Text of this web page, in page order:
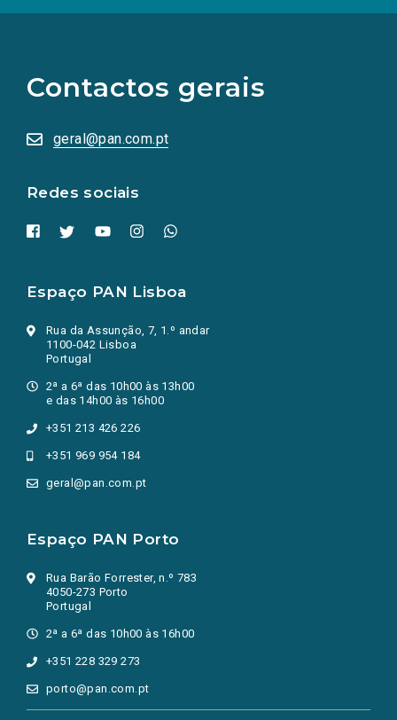
Contactos gerais
geral@pan.com.pt
Redes sociais
redes
sociais
numa
nova
Espaço PAN Lisboa
Rua da Assunção, 7, 1.º andar
1100-042 Lisboa
Portugal
2ª a 6ª das 10h00 às 13h00
e das 14h00 às 16h00
+351 213 426 226
+351 969 954 184
geral@pan.com.pt
Espaço PAN Porto
Rua Barão Forrester, n.º 783
4050-273 Porto
Portugal
2ª a 6ª das 10h00 às 16h00
+351 228 329 273
porto@pan.com.pt